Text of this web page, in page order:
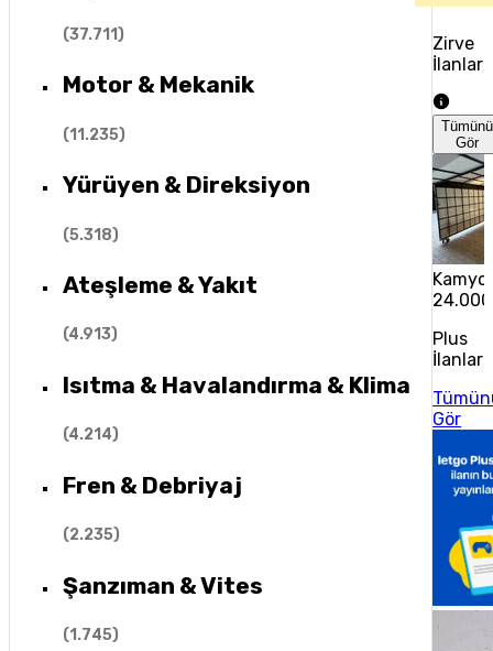
(37.711)
Motor & Mekanik
(11.235)
Yürüyen & Direksiyon
(5.318)
Ateşleme & Yakıt
(4.913)
Isıtma & Havalandırma & Klima
(4.214)
Fren & Debriyaj
(2.235)
Şanzıman & Vites
(1.745)
Zirve
İlanlar
Tümünü
Gör
Plus
İlanlar
Gör